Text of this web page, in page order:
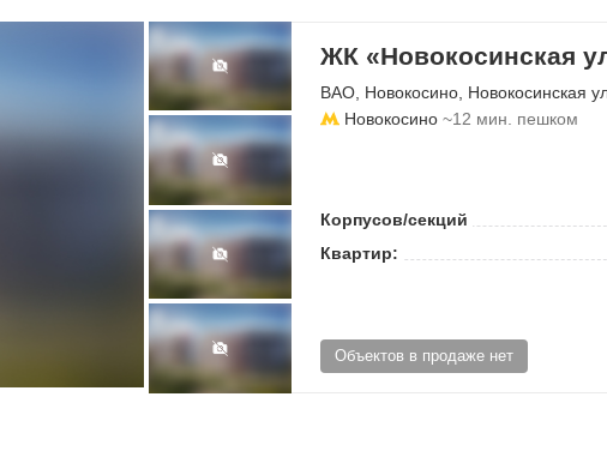
ЖК «Новокосинская
ВАО Новокосино Новокосинская
Новокосино ~12 мин. пешком
Корпусов/секций
Квартир:
Объектов в продаже нет